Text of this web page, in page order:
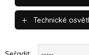
Technické